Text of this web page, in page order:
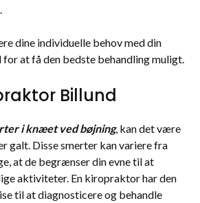
dine individuelle behov med din
at få den bedste behandling muligt.
Billund
i knæet ved bøjning, kan det være
galt. Disse smerter kan variere fra
at de begrænser din evne til at
aktiviteter. En kiropraktor har den
til at diagnosticere og behandle